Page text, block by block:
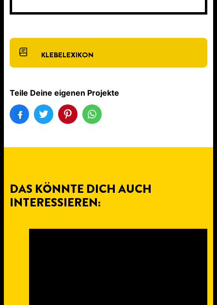
KLEBELEXIKON
Teile Deine eigenen Projekte
DAS KÖNNTE DICH AUCH
INTERESSIEREN: